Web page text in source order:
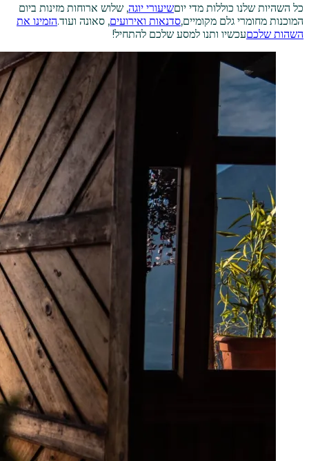
כל השהיות שלנו כוללות מדי יוםשיעורי יוגה, שלוש ארוחות מזינות ביום
המוכנות מחומרי גלם מקומיים,סדנאות ואירועים, סאונה ועוד.הזמינו את
השהות שלכםעכשיו ותנו למסע שלכם להתחיל!